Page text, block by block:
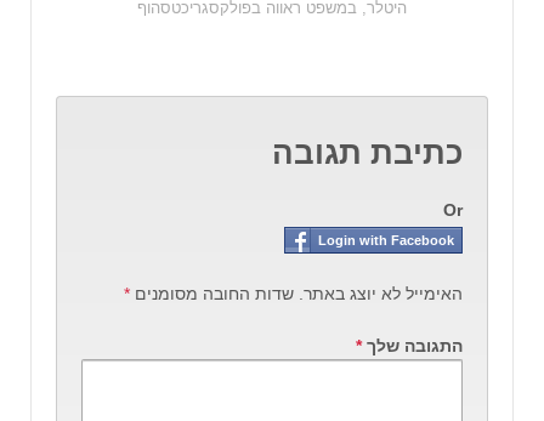
כתיבת תגובה
Or
Login with Facebook
האימייל לא יוצג באתר. שדות החובה מסומנים *
התגובה שלך*